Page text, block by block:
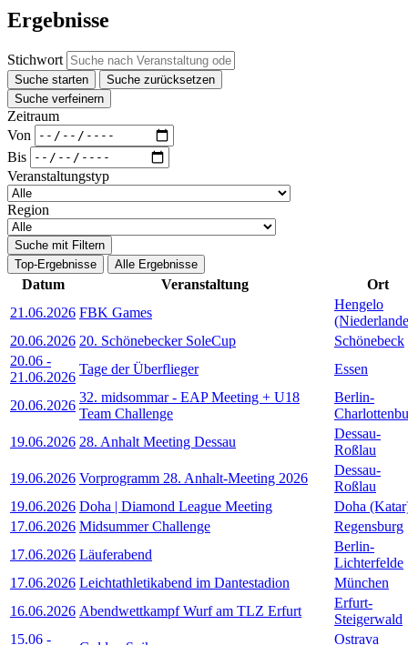
Ergebnisse
Stichwort
Suche starten
Suche zurücksetzen
Suche verfeinern
Zeitraum
Von
Bis
Veranstaltungstyp
Region
Suche mit Filtern
Top-Ergebnisse
Alle Ergebnisse
Datum Veranstaltung
Ort
21.06.2026 FBK Games
Hengelo
20.06.2026 20. Schönebecker SoleCup
Schönebeck
20.06 -
21.06.2026
Tage der Überflieger Essen
20.06.2026
32. midsommar - EAP Meeting + U18
Team Challenge
Berlin-
19.06.2026 28. Anhalt Meeting Dessau
Dessau-
Roßlau
19.06.2026 Vorprogramm 28. Anhalt-Meeting 2026
Dessau-
Roßlau
19.06.2026 Doha | Diamond League Meeting
Doha
17.06.2026 Midsummer Challenge
Regensburg
17.06.2026 Läuferabend
Berlin-
Lichterfelde
17.06.2026 Leichtathletikabend im Dantestadion
München
16.06.2026 Abendwettkampf Wurf am TLZ Erfurt
Erfurt-
Steigerwald
15.06 - Ostrava